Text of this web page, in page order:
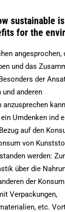
sustainable
for the
angesprochen,
und das
der
und anderen
anzusprechen
Umdenken ind
auf den
von
werden:
über die
der
Verpackungen,
etc.